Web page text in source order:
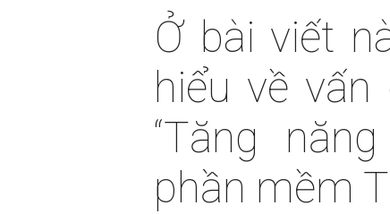
Ở bài viết
hiểu về
“Tăng
phần mềm